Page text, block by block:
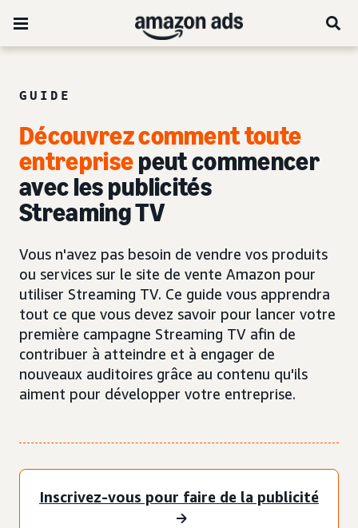
GUIDE
Découvrez comment toute
entreprisepeut commencer
avecles publicités
Streaming TV
Vous n'avez pas besoin de vendre vos produits
ou services sur le site de vente Amazon pour
utiliser Streaming TV. Ce guide vous apprendra
tout ce que vous devez savoir pour lancer votre
première campagne Streaming TV afin de
contribuer à atteindre et à engager de
nouveaux auditoires grâce au contenu qu'ils
aiment pour développer votre entreprise.
Inscrivez-vous pour faire de la publicité